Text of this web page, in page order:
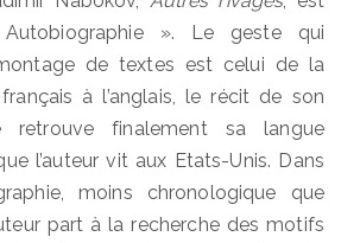
». Le geste qui
de textes est celui de la
à l’anglais, le récit de son
retrouve finalement sa langue
l’auteur vit aux Etats-Unis. Dans
moins chronologique que
part à la recherche des motifs